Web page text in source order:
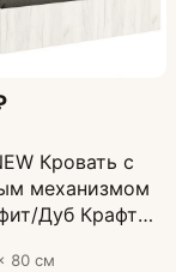
Кровать с
механизмом
Дуб Крафт
80 см